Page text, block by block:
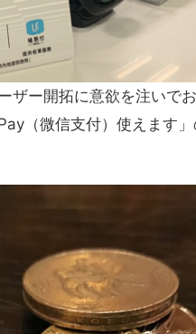
ザー開拓に意欲を注いで
（微信支付）使えます